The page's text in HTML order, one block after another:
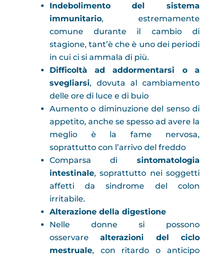
Indebolimento del sistema
immunitario, estremamente
comune durante il cambio di
stagione, tant’è che è uno dei periodi
in cui ci si ammala di più.
Difficoltà ad addormentarsi o a
svegliarsi, dovuta al cambiamento
delle ore di luce e di buio
Aumento o diminuzione del senso di
appetito, anche se spesso ad avere la
meglio è la fame nervosa,
soprattutto con l’arrivo del freddo
Comparsa disintomatologia
intestinale, soprattutto nei soggetti
affetti da sindrome del colon
irritabile.
Alterazione della digestione
Nelle donne si possono
osservarealterazioni del ciclo
mestruale, con ritardo o anticipo